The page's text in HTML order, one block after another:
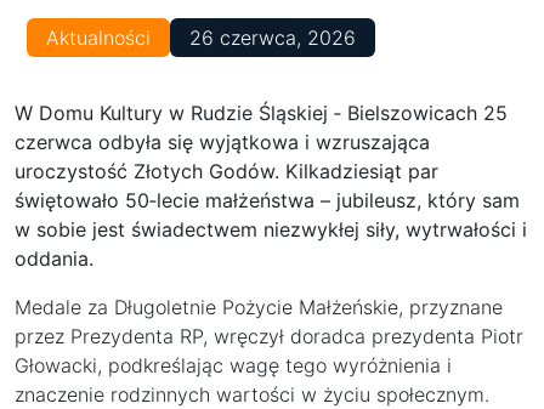
Aktualności 26 czerwca, 2026
W Domu Kultury w Rudzie Śląskiej ‑ Bielszowicach 25
czerwca odbyła się wyjątkowa i wzruszająca
uroczystość Złotych Godów. Kilkadziesiąt par
świętowało 50‑lecie małżeństwa – jubileusz, który sam
w sobie jest świadectwem niezwykłej siły, wytrwałości i
oddania.
Medale za Długoletnie Pożycie Małżeńskie, przyznane
przez Prezydenta RP, wręczył doradca prezydenta Piotr
Głowacki, podkreślając wagę tego wyróżnienia i
znaczenie rodzinnych wartości w życiu społecznym.